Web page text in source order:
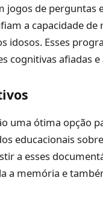
jogos de perguntas
a capacidade
idosos. Esses
cognitivas afiadas
uma ótima opção
educacionais
a esses
a memória e